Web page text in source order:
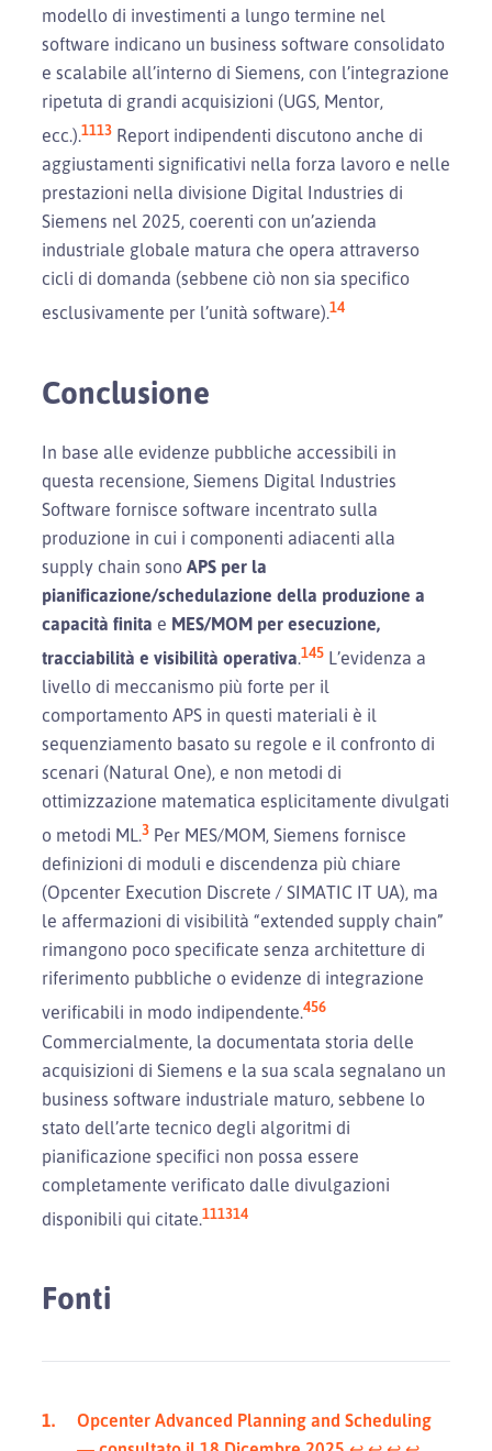
modello di investimenti a lungo termine nel
software indicano un business software consolidato
e scalabile all’interno di Siemens, con l’integrazione
ripetuta di grandi acquisizioni (UGS, Mentor,
ecc.).1113 Report indipendenti discutono anche di
aggiustamenti significativi nella forza lavoro e nelle
prestazioni nella divisione Digital Industries di
Siemens nel 2025, coerenti con un’azienda
industriale globale matura che opera attraverso
cicli di domanda (sebbene ciò non sia specifico
esclusivamente per l’unità software).14
Conclusione
In base alle evidenze pubbliche accessibili in
questa recensione, Siemens Digital Industries
Software fornisce software incentrato sulla
produzione in cui i componenti adiacenti alla
supply chain sono APS per la
pianificazione/schedulazione della produzione a
capacità finita e MES/MOM per esecuzione,
tracciabilità e visibilità operativa.145 L’evidenza a
livello di meccanismo più forte per il
comportamento APS in questi materiali è il
sequenziamento basato su regole e il confronto di
scenari (Natural One), e non metodi di
ottimizzazione matematica esplicitamente divulgati
o metodi ML.3 Per MES/MOM, Siemens fornisce
definizioni di moduli e discendenza più chiare
(Opcenter Execution Discrete / SIMATIC IT UA), ma
le affermazioni di visibilità “extended supply chain”
rimangono poco specificate senza architetture di
riferimento pubbliche o evidenze di integrazione
verificabili in modo indipendente.456
Commercialmente, la documentata storia delle
acquisizioni di Siemens e la sua scala segnalano un
business software industriale maturo, sebbene lo
stato dell’arte tecnico degli algoritmi di
pianificazione specifici non possa essere
completamente verificato dalle divulgazioni
disponibili qui citate.111314
Fonti
Opcenter Advanced Planning and Scheduling